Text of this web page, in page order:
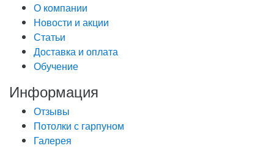
О компании
Новости и акции
Статьи
Доставка и оплата
Обучение
Информация
Отзывы
Потолки с гарпуном
Галерея